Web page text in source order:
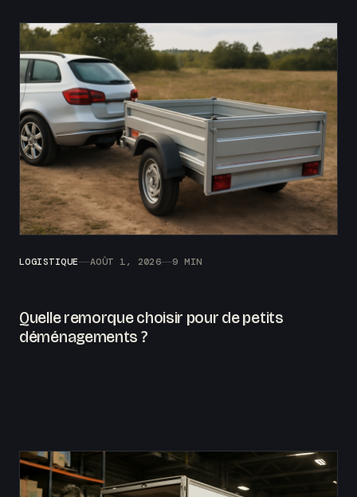
LOGISTIQUE AOÛT 1, 2026 9 MIN
Quelle remorque choisir pour de petits
déménagements ?